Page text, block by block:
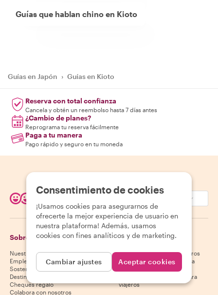
Guías que hablan chino en Kioto
Guías en Japón › Guías en Kioto
Reserva con total confianza
Cancela y obtén un reembolso hasta 7 días antes
¿Cambio de planes?
Reprograma tu reserva fácilmente
Paga a tu manera
Pago rápido y seguro en tu moneda
Sobre Withlocals
Nuestra historia
Empleo
Sostenibilidad
Destinos
Cheques regalo
Colabora con nosotros
Viajeros
Centro de ayuda para viajeros
Política de cancelación para
Términos y condiciones para
viajeros
Consentimiento de cookies
¡Usamos cookies para asegurarnos de
ofrecerte la mejor experiencia de usuario en
nuestra plataforma! Además, usamos
cookies con fines analíticos y de marketing.
Cambiar ajustes Aceptar cookies